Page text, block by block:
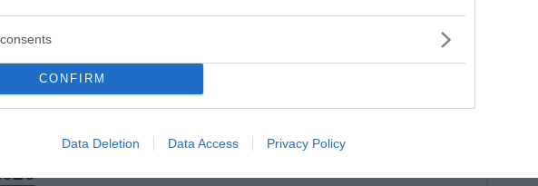
CONFIRM
Data Deletion Data Access Privacy Policy
site in southern Spain showed damaged
slightly at an angle. The video also
and an official speaking to them